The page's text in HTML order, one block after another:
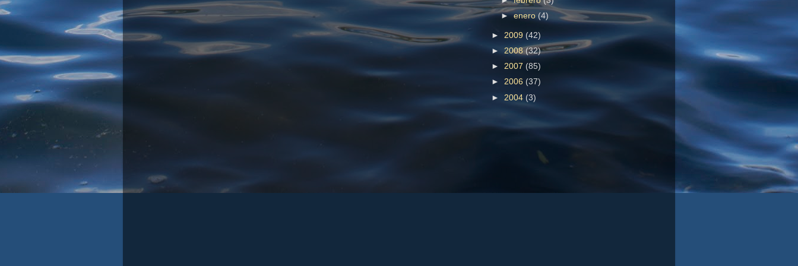
►enero(4)
► 2009 (42)
► 2008 (32)
► 2007 (85)
► 2006 (37)
► 2004 (3)